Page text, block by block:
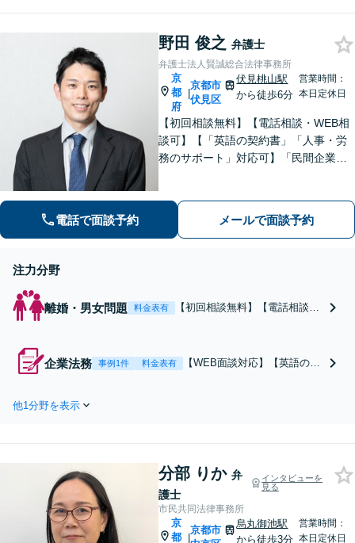
にご説明いたします。依頼者の方の
ます。
野田 俊之 弁護士
弁護士法人賢誠総合法律事務所
京
都
府
|
京都市
伏見区
伏見桃山駅
から徒歩6分
営業時間：
本日定休日
【初回相談無料】【電話相談・WEB相
談可】【「英語の契約書」「人事・労
務のサポート」対応可】「民間企業へ
バイスで経営をサポートします！【休
日・夜間相談あり】
電話で面談予約 メールで面談予約
注力分野
離婚・男女問題 料金表有
【初回相談無料】【電話相談
望を把握し、理想的な離婚が実
現できるよう全力でサポート！
企業法務 事例1件 料金表有
【WEB面談対応】【英語の契
奨／未払い残業代／セクハ
労務の対応も可能」【休日・
他1分野を表示
分部 りか 弁
護士
インタビューを
見る
市民共同法律事務所
京
都 |
京都市
烏丸御池駅
から徒歩3分
営業時間：
本日定休日